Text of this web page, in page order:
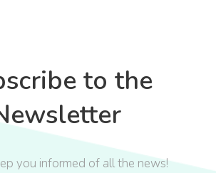
to the
you informed of all the news!